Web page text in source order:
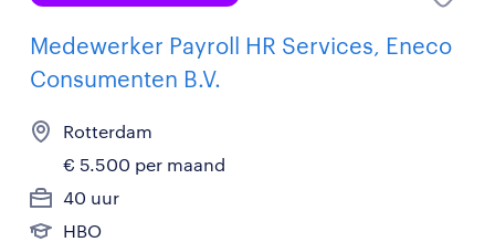
Medewerker Payroll HR Services, Eneco
Consumenten B.V.
Rotterdam
€ 5.500 per maand
40 uur
HBO